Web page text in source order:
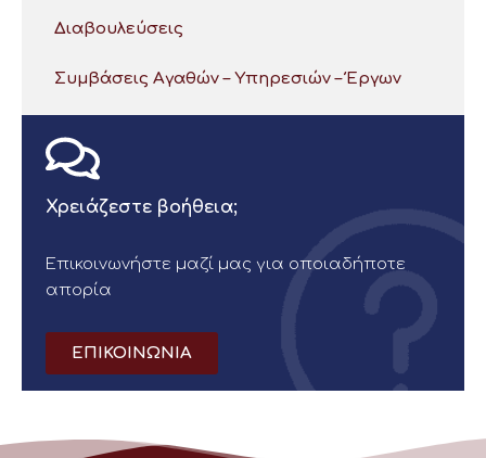
Διαβουλεύσεις
Συμβάσεις Αγαθών – Υπηρεσιών – Έργων
Χρειάζεστε βοήθεια;
Επικοινωνήστε μαζί μας για οποιαδήποτε
απορία
ΕΠΙΚΟΙΝΩΝΙΑ